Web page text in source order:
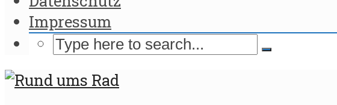
Impressum